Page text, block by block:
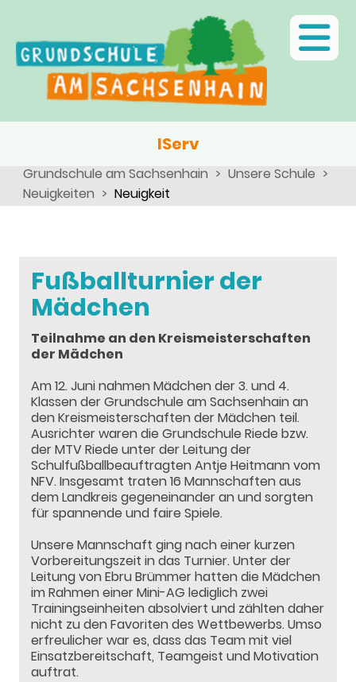
IServ
Grundschule am Sachsenhain
Unsere Schule
Neuigkeiten
Neuigkeit
Fußballturnier der
Mädchen
Teilnahme an den Kreismeisterschaften
der Mädchen
Am 12. Juni nahmen Mädchen der 3. und 4.
Klassen der Grundschule am Sachsenhain an
den Kreismeisterschaften der Mädchen teil.
Ausrichter waren die Grundschule Riede bzw.
der MTV Riede unter der Leitung der
Schulfußballbeauftragten Antje Heitmann vom
NFV. Insgesamt traten 16 Mannschaften aus
dem Landkreis gegeneinander an und sorgten
für spannende und faire Spiele.
Unsere Mannschaft ging nach einer kurzen
Vorbereitungszeit in das Turnier. Unter der
Leitung von Ebru Brümmer hatten die Mädchen
im Rahmen einer Mini-AG lediglich zwei
Trainingseinheiten absolviert und zählten daher
nicht zu den Favoriten des Wettbewerbs. Umso
erfreulicher war es, dass das Team mit viel
Einsatzbereitschaft, Teamgeist und Motivation
auftrat.
Kinder
Eltern
Schulsozialarbeit
Schulseelsorge
Angebote, Projekte, Aktionen, Arbeitsgemeinschaften